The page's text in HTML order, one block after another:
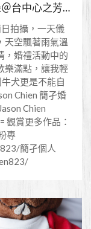
台中婚攝｜孟嶔 ＆ 郁蕙 ｜婚禮紀錄＠台中心之芳庭
拍攝，一天儀
天空飄著雨氣溫
，婚禮活動中的
樂滿點，讓我輕
犬更是不能自
Chien 簡孑婚
Chien
觀賞更多作品：
專
簡孑個人